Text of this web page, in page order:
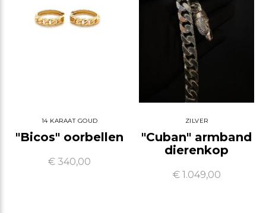
14 KARAAT GOUD
"Bicos" oorbellen
€ 340,00
ZILVER
"Cuban" armband
dierenkop
€ 1.049,00